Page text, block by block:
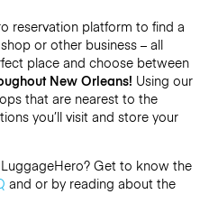
reservation platform to find a
or other business – all
place and choose between
New Orleans! Using our
that are nearest to the
you’ll visit and store your
Get to know the
and or by reading about the